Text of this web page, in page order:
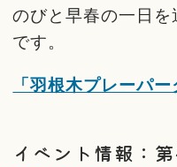
のびと早春の一日
です。
「羽根木プレーパ
イベント情報：